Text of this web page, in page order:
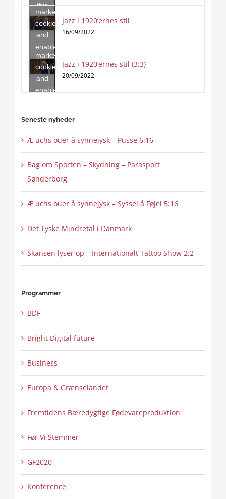
this
content
marketing
cookies
and
enable
this
content
Jazz i 1920’ernes stil
16/09/2022
Click
to
accept
marketing
cookies
and
enable
Jazz i 1920’ernes stil (3:3)
20/09/2022
Seneste nyheder
Æ uchs ouer å synnejysk – Pusse 6:16
Bag om Sporten – Skydning – Parasport
Sønderborg
Æ uchs ouer å synnejysk – Syssel å Føjel 5:16
Det Tyske Mindretal i Danmark
Skansen lyser op – Internationalt Tattoo Show 2:2
Programmer
BDF
Bright Digital future
Business
Europa & Grænselandet
Fremtidens Bæredygtige Fødevareproduktion
Før Vi Stemmer
GF2020
Konference